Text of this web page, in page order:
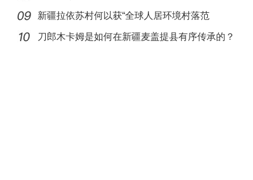
“阿克苏是个好地方·四季之美”第一季冬季
共建
新疆拉依苏村何以获“全球人居环境村落范
例”奖？
刀郎木卡姆是如何在新疆麦盖提县有序传承的？